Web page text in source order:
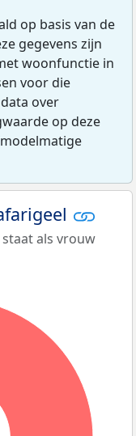
op basis van de
gegevens zijn
woonfunctie in
voor die
over
op deze
als vrouw